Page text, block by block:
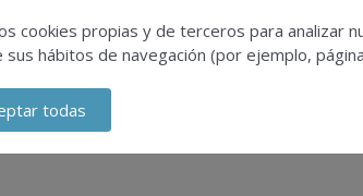
cookies propias y de terceros para analizar
sus hábitos de navegación (por ejemplo,
todas